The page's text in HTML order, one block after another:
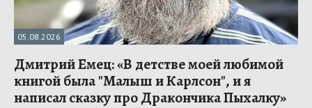
05.08.2026
Дмитрий Емец: «В детстве моей любимой
книгой была "Малыш и Карлсон", и я
написал сказку про Дракончика Пыхалку»